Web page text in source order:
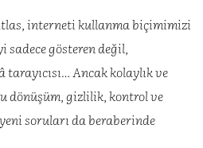
interneti kullanma biçimimizi
gösteren değil,
Ancak kolaylık ve
dönüşüm, gizlilik, kontrol ve
soruları da beraberinde